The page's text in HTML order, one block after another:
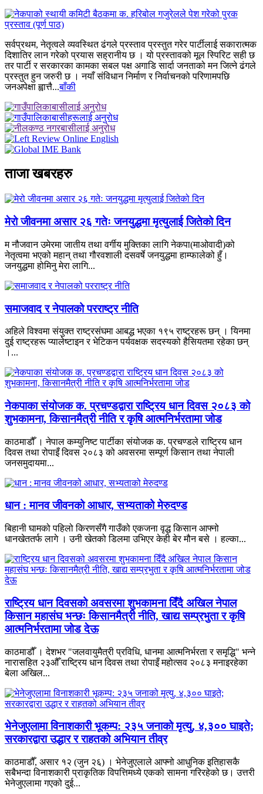
सर्वप्रथम, नेतृत्वले व्यवस्थित ढंगले प्रस्ताव प्रस्तुत गरेर पार्टीलाई सकारात्मक
दिशातिर लान गरेको प्रयास सह्रानीय छ । यो प्रस्तावको मूल स्पिरिट सही छ
तर पार्टी र सरकारका कामका सबल पक्ष अगाडि सार्दा जनताको मन जित्ने ढंगले
प्रस्तुत हुन जरुरी छ । नयाँ संविधान निर्माण र निर्वाचनको परिणामपछि
जनअपेक्षा ह्वात्तै...बाँकी
ताजा खबरहरु
मेरो जीवनमा असार २६ गतेः जनयुद्धमा मृत्युलाई जितेको दिन
म नौजवान उमेरमा जातीय तथा वर्गीय मुक्तिका लागि नेकपा(माओवादी)को
नेतृत्वमा भएको महान् तथा गौरवशाली दसवर्षे जनयुद्धमा हाम्फालेको हुँ।
जनयुद्धमा होमिनु मेरा लागि...
समाजवाद र नेपालको परराष्ट्र नीति
अहिले विश्वमा संयुक्त राष्ट्रसंघमा आबद्ध भएका १९५ राष्ट्रहरू छन् । यिनमा
दुई राष्ट्रहरू प्यालेष्टाइन र भेटिकन पर्यवक्षक सदस्यको हैसियतमा रहेका छन्
।...
नेकपाका संयोजक क. प्रचण्डद्वारा राष्ट्रिय धान दिवस २०८३ को
शुभकामना, किसानमैत्री नीति र कृषि आत्मनिर्भरतामा जोड
काठमाडौँ । नेपाल कम्युनिष्ट पार्टीका संयोजक क. प्रचण्डले राष्ट्रिय धान
दिवस तथा रोपाइँ दिवस २०८३ को अवसरमा सम्पूर्ण किसान तथा नेपाली
जनसमुदायमा...
धान : मानव जीवनको आधार, सभ्यताको मेरुदण्ड
बिहानी घामको पहिलो किरणसँगै गाउँको एकजना वृद्ध किसान आफ्नो
धानखेततर्फ लागे । उनी खेतको डिलमा उभिएर केही बेर मौन बसे । हल्का...
राष्ट्रिय धान दिवसको अवसरमा शुभकामना दिँदै अखिल नेपाल
किसान महासंघ भन्छः किसानमैत्री नीति, खाद्य सम्प्रभुता र कृषि
आत्मनिर्भरतामा जोड देऊ
काठमाडौँ । देशभर "जलवायुमैत्री प्रविधि, धानमा आत्मनिर्भरता र समृद्धि" भन्ने
नारासहित २३औँ राष्ट्रिय धान दिवस तथा रोपाइँ महोत्सव २०८३ मनाइरहेका
बेला अखिल...
भेनेजुएलामा विनाशकारी भूकम्प: २३५ जनाको मृत्यु, ४,३०० घाइते;
सरकारद्वारा उद्धार र राहतको अभियान तीव्र
काठमाडौँ, असार १२ (जुन २६) । भेनेजुएलाले आफ्नो आधुनिक इतिहासकै
सबैभन्दा विनाशकारी प्राकृतिक विपत्तिमध्ये एकको सामना गरिरहेको छ। उत्तरी
भेनेजुएलामा गएको दुई...